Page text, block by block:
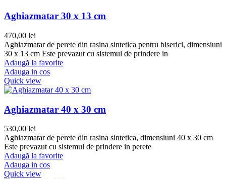
Aghiazmatar 30 x 13 cm
470,00 lei
Aghiazmatar de perete din rasina sintetica pentru biserici, dimensiuni
30 x 13 cm Este prevazut cu sistemul de prindere in
Adaugă la favorite
Adauga in cos
Quick view
Aghiazmatar 40 x 30 cm
530,00 lei
Aghiazmatar de perete din rasina sintetica, dimensiuni 40 x 30 cm
Este prevazut cu sistemul de prindere in perete
Adaugă la favorite
Adauga in cos
Quick view